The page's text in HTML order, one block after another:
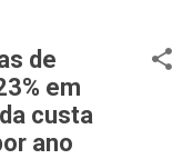
de
em
custa
ano